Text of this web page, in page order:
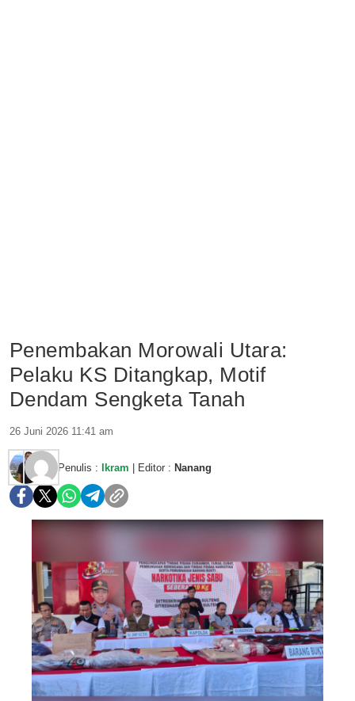
Penembakan Morowali Utara:
Pelaku KS Ditangkap, Motif
Dendam Sengketa Tanah
26 Juni 2026 11:41 am
Penulis : Ikram | Editor : Nanang